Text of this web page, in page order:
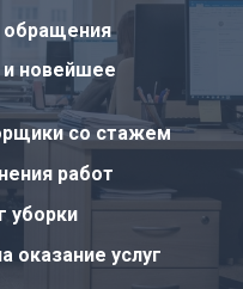
обращения
и новейшее
со стажем
работ
уборки
оказание услуг